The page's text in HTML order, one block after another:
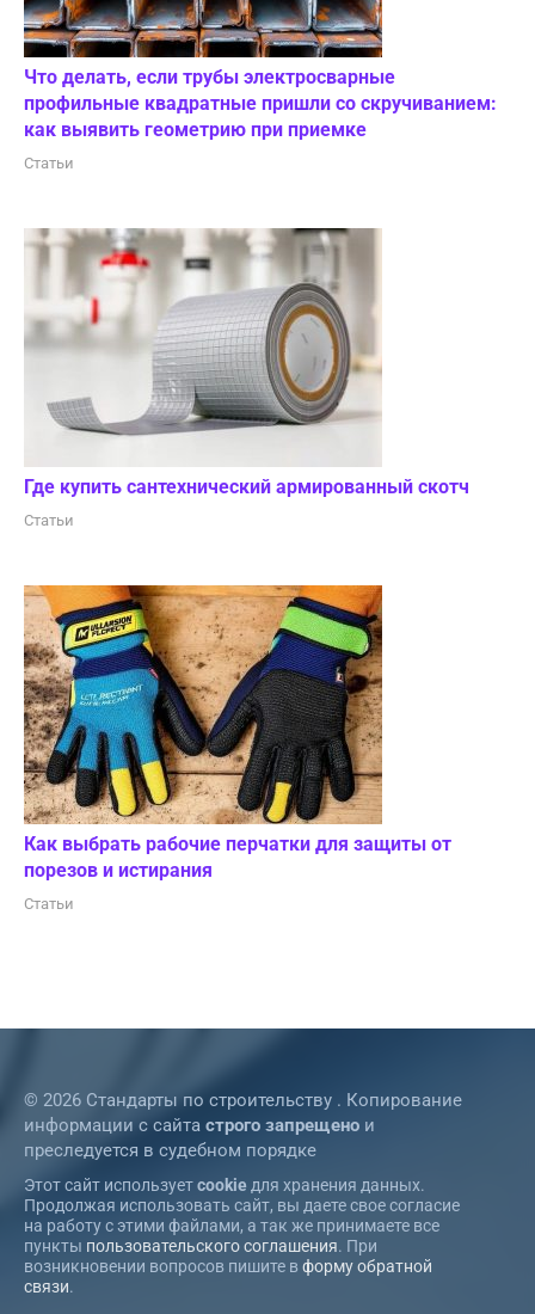
Что делать, если трубы электросварные
профильные квадратные пришли со скручиванием:
как выявить геометрию при приемке
Статьи
Где купить сантехнический армированный скотч
Статьи
Как выбрать рабочие перчатки для защиты от
порезов и истирания
Статьи
© 2026 Стандарты по строительству . Копирование
информации с сайта строго запрещено и
преследуется в судебном порядке
Этот сайт используетcookieдля хранения данных.
Продолжая использовать сайт, вы даете свое согласие
на работу с этими файлами, а так же принимаете все
пункты пользовательского соглашения. При
возникновении вопросов пишите вформу обратной
связи.